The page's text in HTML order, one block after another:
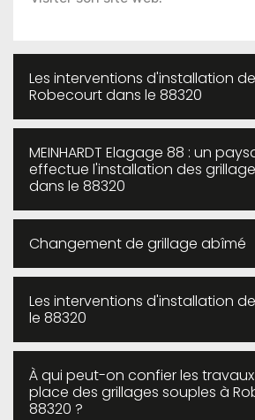
Les interventions d'installation
Robecourt dans le 88320
MEINHARDT Elagage 88 : un
effectue l'installation des
dans le 88320
Changement de grillage abîmé
Les interventions d'installation
le 88320
À qui peut-on confier les
place des grillages souples à
88320 ?